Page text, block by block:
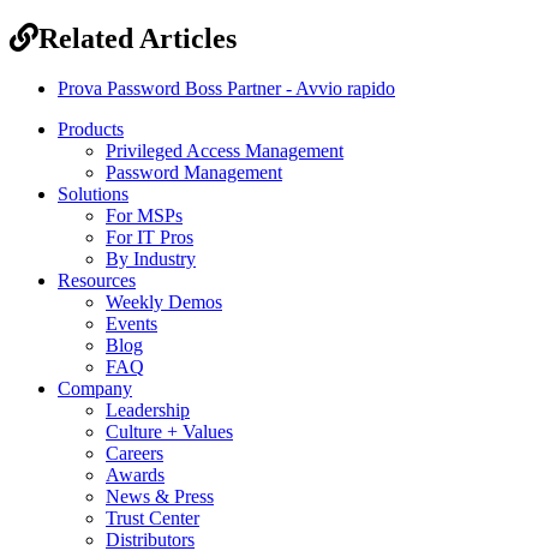
Related Articles
Prova Password Boss Partner - Avvio rapido
Products
Privileged Access Management
Password Management
Solutions
For MSPs
For IT Pros
By Industry
Resources
Weekly Demos
Events
Blog
FAQ
Company
Leadership
Culture + Values
Careers
Awards
News & Press
Trust Center
Distributors